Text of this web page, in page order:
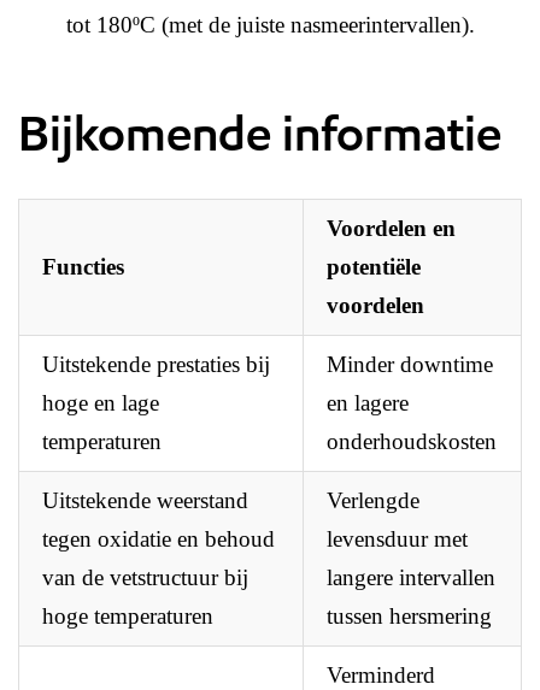
tot 180ºC (met de juiste nasmeerintervallen).
Bijkomende informatie
Functies
Voordelen en
potentiële
voordelen
Uitstekende prestaties bij
hoge en lage
temperaturen
Minder downtime
en lagere
onderhoudskosten
Uitstekende weerstand
tegen oxidatie en behoud
van de vetstructuur bij
hoge temperaturen
Verlengde
levensduur met
langere intervallen
tussen hersmering
Verminderd